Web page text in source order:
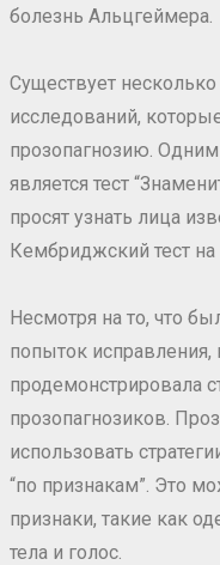
болезнь Альцгеймера.
Существует
исследований,
прозопагнозию. Одним
является тест
просят узнать лица
Кембриджский тест на
Несмотря на то, что
попыток исправления,
продемонстрировала
прозопагнозиков.
использовать
“по признакам”. Это
признаки, такие как
тела и голос.